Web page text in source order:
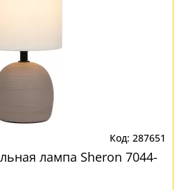
287651
лампа Sheron 7044-